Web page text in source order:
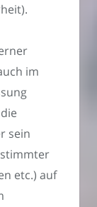
im
sein
etc.) auf